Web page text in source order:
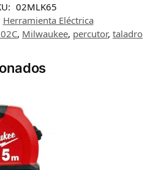
02MLK65
Herramienta Eléctrica
, Milwaukee, percutor, taladro